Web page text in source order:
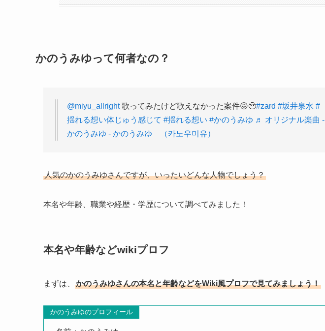
かのうみゆって何者なの？
@miyu_allright歌ってみたけど歌えなかった案件😖🥹#zard #坂井泉水 #
揺れる想い体じゅう感じて #揺れる想い #かのうみゆ ♬ オリジナル楽曲 -
かのうみゆ - かのうみゆ （카노우미유）
人気のかのうみゆさんですが、いったいどんな人物でしょう？
本名や年齢、職業や経歴・学歴について調べてみました！
本名や年齢などwikiプロフ
まずは、 かのうみゆさんの本名と年齢などをWiki風プロフで見てみましょう！
かのうみゆのプロフィール